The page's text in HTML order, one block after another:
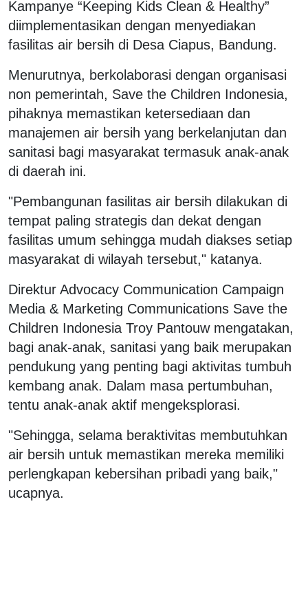
Kampanye “Keeping Kids Clean & Healthy”
diimplementasikan dengan menyediakan
fasilitas air bersih di Desa Ciapus, Bandung.
Menurutnya, berkolaborasi dengan organisasi
non pemerintah, Save the Children Indonesia,
pihaknya memastikan ketersediaan dan
manajemen air bersih yang berkelanjutan dan
sanitasi bagi masyarakat termasuk anak-anak
di daerah ini.
"Pembangunan fasilitas air bersih dilakukan di
tempat paling strategis dan dekat dengan
fasilitas umum sehingga mudah diakses setiap
masyarakat di wilayah tersebut," katanya.
Direktur Advocacy Communication Campaign
Media & Marketing Communications Save the
Children Indonesia Troy Pantouw mengatakan,
bagi anak-anak, sanitasi yang baik merupakan
pendukung yang penting bagi aktivitas tumbuh
kembang anak. Dalam masa pertumbuhan,
tentu anak-anak aktif mengeksplorasi.
"Sehingga, selama beraktivitas membutuhkan
air bersih untuk memastikan mereka memiliki
perlengkapan kebersihan pribadi yang baik,"
ucapnya.